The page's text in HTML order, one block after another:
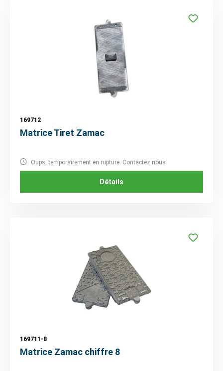
169712
Matrice Tiret Zamac
Oups, temporairement en rupture. Contactez nous.
Détails
169711-8
Matrice Zamac chiffre 8